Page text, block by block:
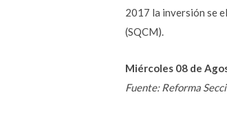
2017 la inversión se
(SQCM).
Miércoles 08 de
Fuente: Reforma